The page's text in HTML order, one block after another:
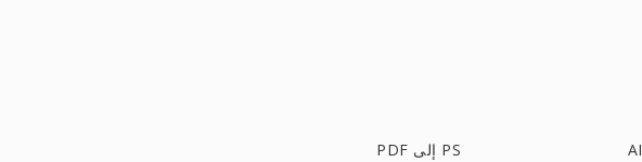
PDF إلى PS